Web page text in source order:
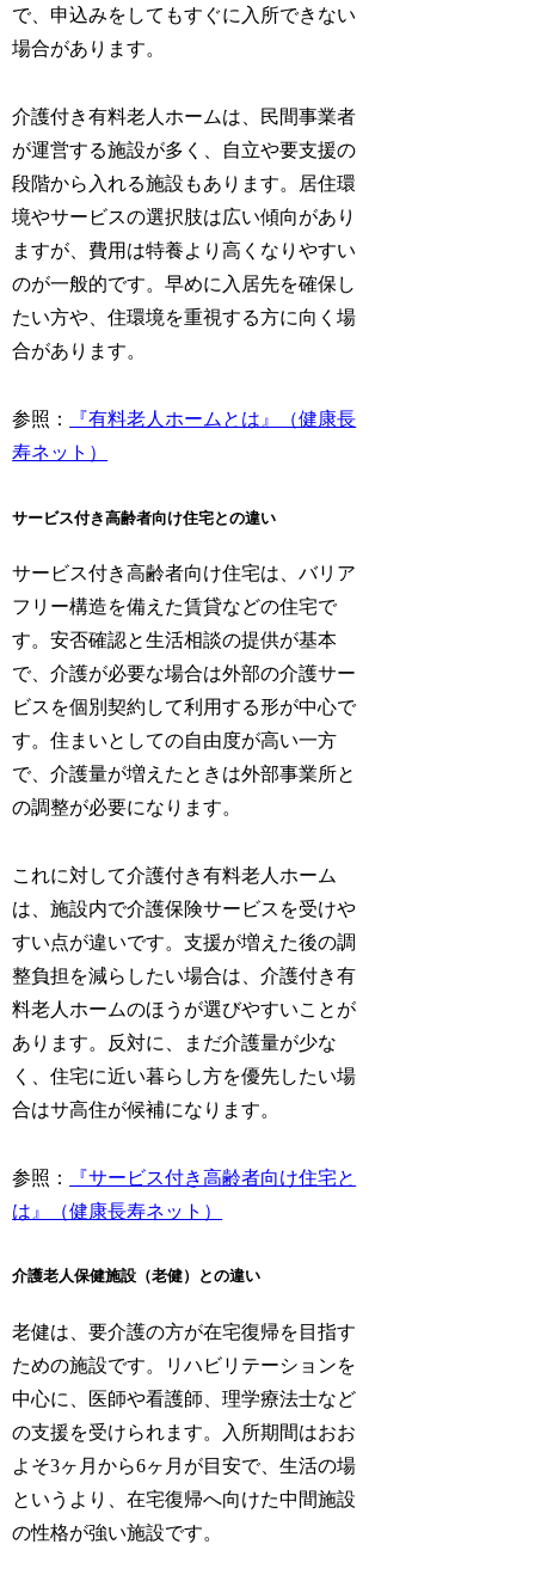
で、申込みをしてもすぐに入所できない
場合があります。
介護付き有料老人ホームは、民間事業者
が運営する施設が多く、自立や要支援の
段階から入れる施設もあります。居住環
境やサービスの選択肢は広い傾向があり
ますが、費用は特養より高くなりやすい
のが一般的です。早めに入居先を確保し
たい方や、住環境を重視する方に向く場
合があります。
参照：
『有料老人ホームとは』（健康長
寿ネット）
サービス付き高齢者向け住宅との違い
サービス付き高齢者向け住宅は、バリア
フリー構造を備えた賃貸などの住宅で
す。安否確認と生活相談の提供が基本
で、介護が必要な場合は外部の介護サー
ビスを個別契約して利用する形が中心で
す。住まいとしての自由度が高い一方
で、介護量が増えたときは外部事業所と
の調整が必要になります。
これに対して介護付き有料老人ホーム
は、施設内で介護保険サービスを受けや
すい点が違いです。支援が増えた後の調
整負担を減らしたい場合は、介護付き有
料老人ホームのほうが選びやすいことが
あります。反対に、まだ介護量が少な
く、住宅に近い暮らし方を優先したい場
合はサ高住が候補になります。
参照：
『サービス付き高齢者向け住宅と
は』（健康長寿ネット）
介護老人保健施設（老健）との違い
老健は、要介護の方が在宅復帰を目指す
ための施設です。リハビリテーションを
中心に、医師や看護師、理学療法士など
の支援を受けられます。入所期間はおお
よそ3ヶ月から6ヶ月が目安で、生活の場
というより、在宅復帰へ向けた中間施設
の性格が強い施設です。